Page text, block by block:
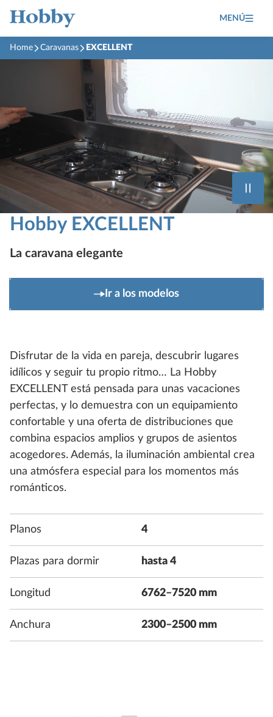
MENÚ
Home Caravanas EXCELLENT
Hobby EXCELLENT
La caravana elegante
Ir a los modelos
Disfrutar de la vida en pareja, descubrir lugares
idílicos y seguir tu propio ritmo… La Hobby
EXCELLENT está pensada para unas vacaciones
perfectas, y lo demuestra con un equipamiento
confortable y una oferta de distribuciones que
combina espacios amplios y grupos de asientos
acogedores. Además, la iluminación ambiental crea
una atmósfera especial para los momentos más
románticos.
Planos 4
Plazas para dormir hasta 4
Longitud 6762–7520 mm
Anchura 2300–2500 mm